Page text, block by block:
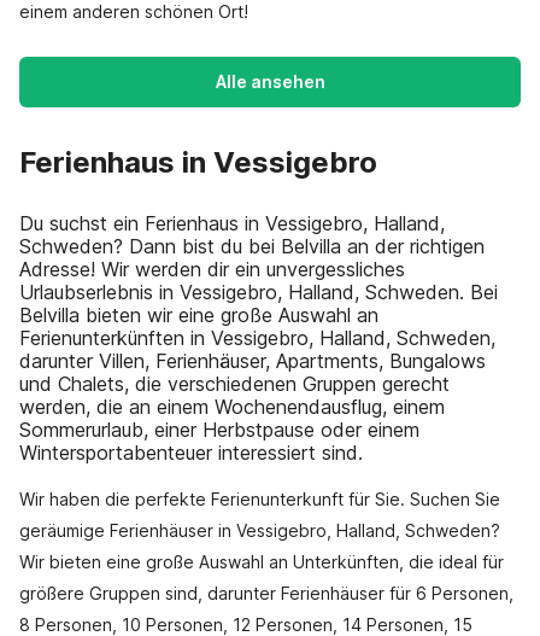
einem anderen schönen Ort!
Alle ansehen
Ferienhaus in Vessigebro
Du suchst ein Ferienhaus in Vessigebro, Halland,
Schweden? Dann bist du bei Belvilla an der richtigen
Adresse! Wir werden dir ein unvergessliches
Urlaubserlebnis in Vessigebro, Halland, Schweden. Bei
Belvilla bieten wir eine große Auswahl an
Ferienunterkünften in Vessigebro, Halland, Schweden,
darunter Villen, Ferienhäuser, Apartments, Bungalows
und Chalets, die verschiedenen Gruppen gerecht
werden, die an einem Wochenendausflug, einem
Sommerurlaub, einer Herbstpause oder einem
Wintersportabenteuer interessiert sind.
Wir haben die perfekte Ferienunterkunft für Sie. Suchen Sie
geräumige Ferienhäuser in Vessigebro, Halland, Schweden?
Wir bieten eine große Auswahl an Unterkünften, die ideal für
größere Gruppen sind, darunter Ferienhäuser für 6 Personen,
8 Personen, 10 Personen, 12 Personen, 14 Personen, 15